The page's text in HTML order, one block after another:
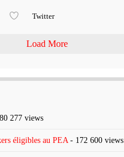
Twitter
Load More
277 views
éligibles au PEA- 172 600 views